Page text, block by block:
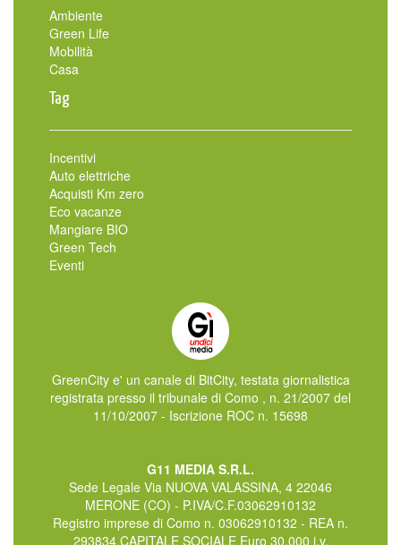
Ambiente
Green Life
Mobilità
Casa
Tag
Incentivi
Auto elettriche
Acquisti Km zero
Eco vacanze
Mangiare BIO
Green Tech
Eventi
GreenCity e' un canale di BitCity, testata giornalistica
registrata presso il tribunale di Como , n. 21/2007 del
11/10/2007 - Iscrizione ROC n. 15698
G11 MEDIA S.R.L.
Sede Legale Via NUOVA VALASSINA, 4 22046
MERONE (CO) - P.IVA/C.F.03062910132
Registro imprese di Como n. 03062910132 - REA n.
293834 CAPITALE SOCIALE Euro 30.000 i.v.